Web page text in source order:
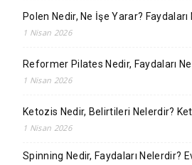
Polen Nedir, Ne İşe Yarar? Faydaları
1 Nisan 2026
Reformer Pilates Nedir, Faydaları
1 Nisan 2026
Ketozis Nedir, Belirtileri Nelerdir?
1 Nisan 2026
Spinning Nedir, Faydaları Nelerdir?